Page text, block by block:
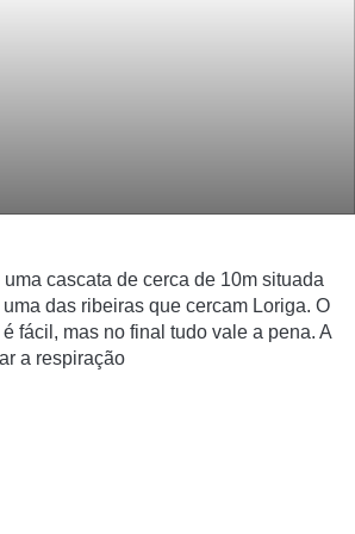
cascata de cerca de 10m situada
das ribeiras que cercam Loriga. O
fácil, mas no final tudo vale a pena. A
a respiração